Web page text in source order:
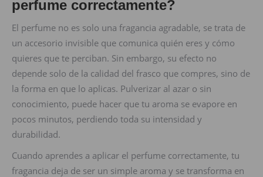
perfume correctamente?
El perfume no es solo una fragancia agradable, se trata de
un accesorio invisible que comunica quién eres y cómo
quieres que te perciban. Sin embargo, su efecto no
depende solo de la calidad del frasco que compres, sino de
la forma en que lo aplicas. Pulverizar al azar o sin
conocimiento, puede hacer que tu aroma se evapore en
pocos minutos, perdiendo toda su intensidad y
durabilidad.
Cuando aprendes a aplicar el perfume correctamente, tu
fragancia deja de ser un simple aroma y se transforma en